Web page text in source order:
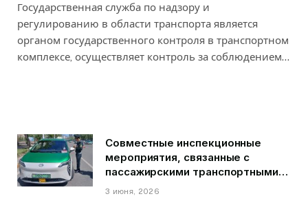
Государственная служба по надзору и
регулированию в области транспорта является
органом государственного контроля в транспортном
комплексе, осуществляет контроль за соблюдением…
Совместные инспекционные
мероприятия, связанные с
пассажирскими транспортными
средствами на территории
3 июня, 2026